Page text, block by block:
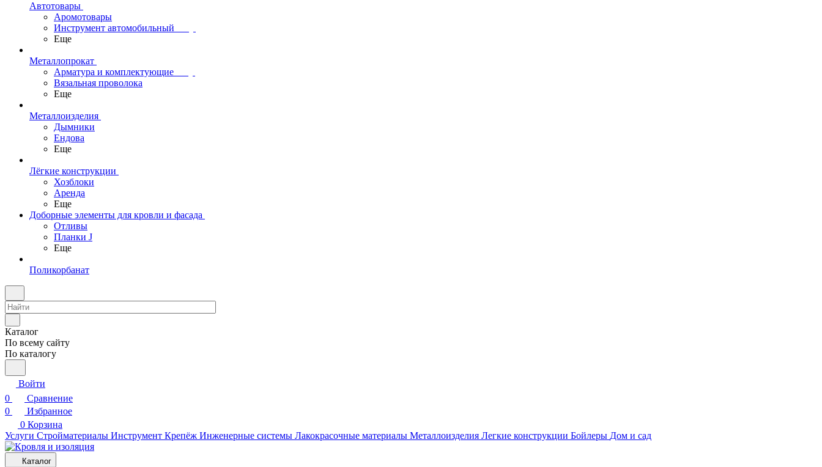
Автотовары
Аромотовары
Инструмент автомобильный
Еще
Металлопрокат
Арматура и комплектующие
Вязальная проволока
Еще
Металлоизделия
Дымники
Ендова
Еще
Лёгкие конструкции
Хозблоки
Аренда
Еще
Доборные элементы для кровли и фасада
Отливы
Планки J
Еще
Поликорбанат
Каталог
По всему сайту
По каталогу
Войти
0
Сравнение
0
Избранное
0 Корзина
Услуги Стройматериалы Инструмент Крепёж Инженерные системы Лакокрасочные материалы Металлоизделия Легкие конструкции Бойлеры Дом и сад
Каталог